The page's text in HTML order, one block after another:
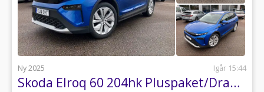
Ny 2025 Igår 15:44
Skoda Elroq 60 204hk Pluspaket/Drag/Matrix/Navi